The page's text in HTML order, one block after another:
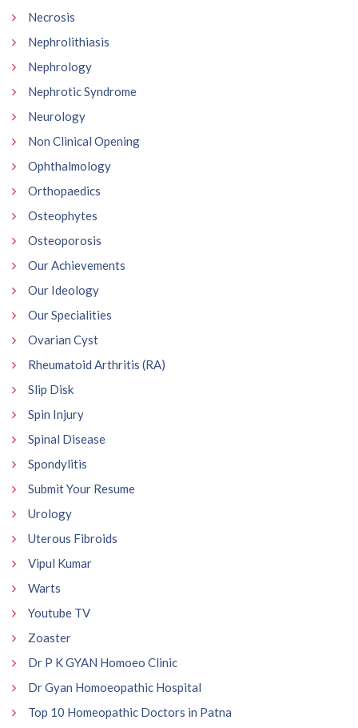
Necrosis
Nephrolithiasis
Nephrology
Nephrotic Syndrome
Neurology
Non Clinical Opening
Ophthalmology
Orthopaedics
Osteophytes
Osteoporosis
Our Achievements
Our Ideology
Our Specialities
Ovarian Cyst
Rheumatoid Arthritis (RA)
Slip Disk
Spin Injury
Spinal Disease
Spondylitis
Submit Your Resume
Urology
Uterous Fibroids
Vipul Kumar
Warts
Youtube TV
Zoaster
Dr P K GYAN Homoeo Clinic
Dr Gyan Homoeopathic Hospital
Top 10 Homeopathic Doctors in Patna